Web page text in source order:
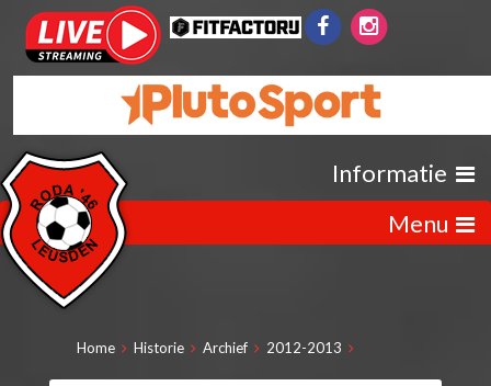
Informatie
Menu
Home Historie Archief 2012-2013